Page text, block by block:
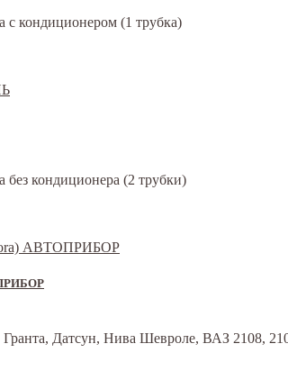
кондиционером (1 трубка)
кондиционера (2 трубки)
Датсун, Нива Шевроле, ВАЗ 2108,